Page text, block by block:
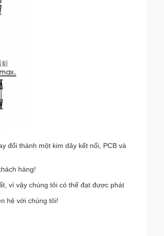
đổi thành một kim dây kết nối, PCB và
hàng!
vì vậy chúng tôi có thể đạt được phát
hệ với chúng tôi!